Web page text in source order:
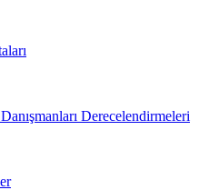
Derecelendirmeleri